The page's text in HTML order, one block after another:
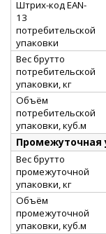
Штрих-код EAN-
13
потребительской
упаковки
Вес брутто
потребительской
упаковки, кг
Объём
потребительской
упаковки, куб.м
Промежуточная
Вес брутто
промежуточной
упаковки, кг
Объём
промежуточной
упаковки, куб.м